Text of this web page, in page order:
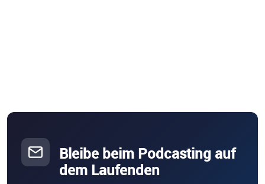
Bleibe beim Podcasting auf
dem Laufenden